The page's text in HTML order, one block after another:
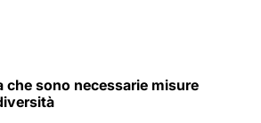
che sono necessarie misure